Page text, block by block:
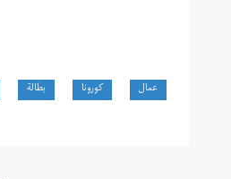
عمال كورونا بطالة